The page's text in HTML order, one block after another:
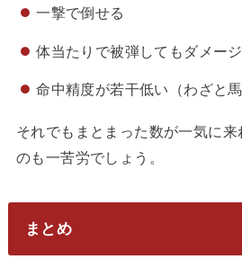
一撃で倒せる
体当たりで被弾してもダメー
命中精度が若干低い（わざと
それでもまとまった数が一気に
のも一苦労でしょう。
まとめ